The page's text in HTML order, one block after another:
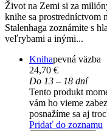
Život na Zemi si za
knihe sa prostredníctvom
Stalenhaga zoznámite s
veľrybami a inými...
Knihapevná väzba
24,70 €
Do 13 – 18 dní
Tento produkt
vám ho vieme
posnažíme sa aj
Pridať do zoznamu